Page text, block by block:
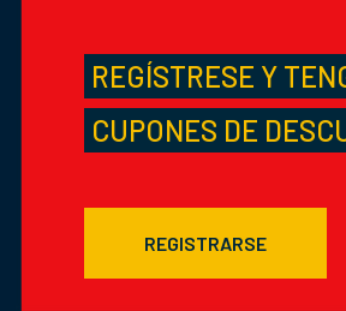
REGÍSTRESE Y
CUPONES DE
REGISTRARSE